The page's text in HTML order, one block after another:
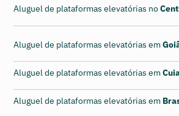
Aluguel de plataformas elevatórias no
Aluguel de plataformas elevatórias em
Aluguel de plataformas elevatórias em
Aluguel de plataformas elevatórias em